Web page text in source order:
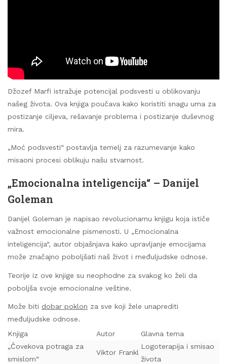
Džozef Marfi istražuje potencijal podsvesti u oblikovanju
našeg života. Ova knjiga poučava kako koristiti snagu uma za
postizanje ciljeva, rešavanje problema i postizanje duševnog
mira.
„Moć podsvesti“ postavlja temelj za razumevanje kako
misaoni procesi oblikuju našu stvarnost.
„Emocionalna inteligencija“ – Danijel
Goleman
Danijel Goleman je napisao revolucionarnu knjigu koja ističe
važnost emocionalne pismenosti. U „Emocionalna
inteligencija“, autor objašnjava kako upravljanje emocijama
može značajno poboljšati naš život i međuljudske odnose.
Teorije iz ove knjige su neophodne za svakog ko želi da
poboljša svoje emocionalne veštine.
Može biti dobar poklon za sve koji žele unaprediti
međuljudske odnose.
Knjiga
Autor
Glavna tema
„Čovekova potraga za
smislom“
Viktor Frankl
Logoterapija i smisao
života